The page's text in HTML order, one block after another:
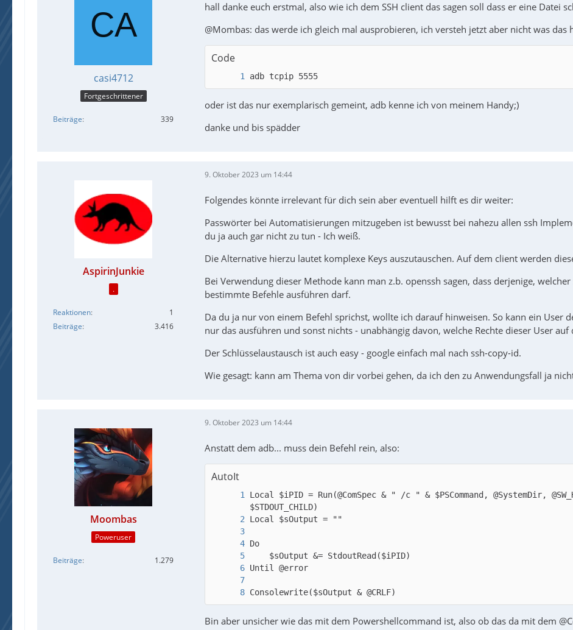
casi4712
Fortgeschrittener
Beiträge 339
hall danke euch erstmal, also wie ich dem SSH client das sagen soll dass er eine Datei
@Mombas: das werde ich gleich mal ausprobieren, ich versteh jetzt aber nicht was das
Code
adb tcpip 5555
oder ist das nur exemplarisch gemeint, adb kenne ich von meinem Handy;)
danke und bis spädder
AspirinJunkie
.
Reaktionen
1
Beiträge
3.416
9. Oktober 2023 um 14:44
Folgendes könnte irrelevant für dich sein aber eventuell hilft es dir weiter:
Passwörter bei Automatisierungen mitzugeben ist bewusst bei nahezu allen ssh
du ja auch gar nicht zu tun - Ich weiß.
Die Alternative hierzu lautet komplexe Keys auszutauschen. Auf dem client werden
Bei Verwendung dieser Methode kann man z.b. openssh sagen, dass derjenige,
bestimmte Befehle ausführen darf.
Da du ja nur von einem Befehl sprichst, wollte ich darauf hinweisen. So kann ein User
nur das ausführen und sonst nichts - unabhängig davon, welche Rechte dieser User auf
Der Schlüsselaustausch ist auch easy - google einfach mal nach ssh-copy-id.
Wie gesagt: kann am Thema von dir vorbei gehen, da ich den zu Anwendungsfall ja
Moombas
Poweruser
Beiträge 1.279
9. Oktober 2023 um 14:44
Anstatt dem adb... muss dein Befehl rein, also:
AutoIt
Local $iPID = Run(@ComSpec & " /c " & $PSCommand, @SystemDir,
Consolewrite($sOutput & @CRLF)
Bin aber unsicher wie das mit dem Powershellcommand ist, also ob das da mit dem